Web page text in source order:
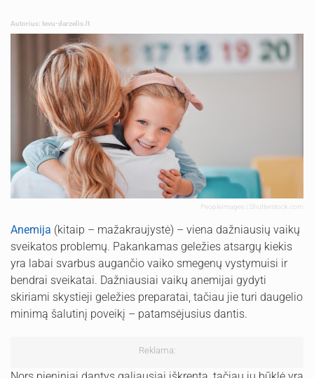
Autorius: tevu-darzelis.lt
PeopleImages | Shutterstock.com
Anemija (kitaip – mažakraujystė) – viena dažniausių vaikų
sveikatos problemų. Pakankamas geležies atsargų kiekis
yra labai svarbus augančio vaiko smegenų vystymuisi ir
bendrai sveikatai. Dažniausiai vaikų anemijai gydyti
skiriami skystieji geležies preparatai, tačiau jie turi daugelio
minimą šalutinį poveikį – patamsėjusius dantis.
Reklama: